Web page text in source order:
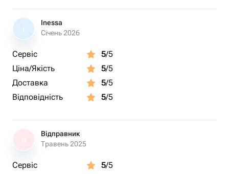
I
Inessa
Січень 2026
Сервіс 5/5
Ціна/Якість
5/5
Доставка
5/5
Відповідність
5/5
Відправник
Травень 2025
Сервіс 5/5